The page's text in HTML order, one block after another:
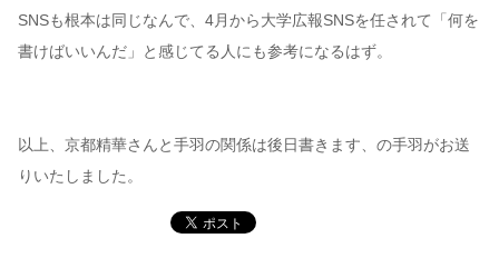
SNSも根本は同じなんで、4月から大学広報SNSを任されて「何を
書けばいいんだ」と感じてる人にも参考になるはず。
以上、京都精華さんと手羽の関係は後日書きます、の手羽がお送
りいたしました。